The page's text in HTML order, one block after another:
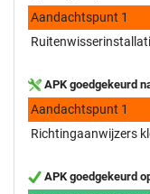
Aandachtspunt 1
APK goedgekeurd
Aandachtspunt 1
Richtingaanwijzers
APK goedgekeurd